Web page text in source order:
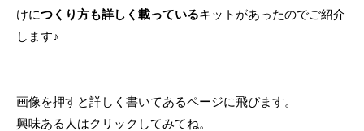
けにつくり方も詳しく載っているキットがあったのでご紹介
します♪
画像を押すと詳しく書いてあるページに飛びます。
興味ある人はクリックしてみてね。